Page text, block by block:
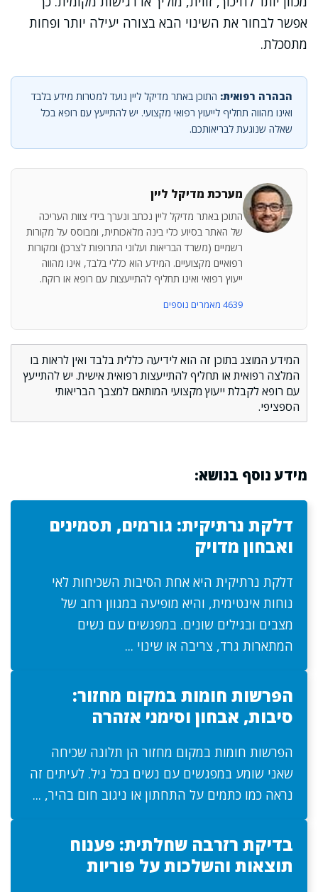
אפשר לבחור את השינוי הבא בצורה יעילה יותר ופחות
מתסכלת.
הבהרה רפואית: התוכן באתר מדיקל ליין נועד למטרות מידע בלבד
ואינו מהווה תחליף לייעוץ רפואי מקצועי. יש להתייעץ עם רופא בכל
שאלה שנוגעת לבריאותכם.
מערכת מדיקל ליין
התוכן באתר מדיקל ליין נכתב ונערך בידי צוות העריכה
של האתר בסיוע כלי בינה מלאכותית, ומבוסס על מקורות
רשמיים (משרד הבריאות ועלוני התרופות לצרכן) ומקורות
רפואיים מקצועיים. המידע הוא כללי בלבד, אינו מהווה
ייעוץ רפואי ואינו תחליף להתייעצות עם רופא או רוקח.
4639 מאמרים נוספים
המידע המוצג בתוכן זה הוא לידיעה כללית בלבד ואין לראות בו
המלצה רפואית או תחליף להתייעצות רפואית אישית. יש להתייעץ
עם רופא לקבלת ייעוץ מקצועי המותאם למצבך הבריאותי
הספציפי.
מידע נוסף בנושא:
דלקת נרתיקית: גורמים, תסמינים
ואבחון מדויק
דלקת נרתיקית היא אחת הסיבות השכיחות לאי
נוחות אינטימית, והיא מופיעה במגוון רחב של
מצבים ובגילים שונים. במפגשים עם נשים
המתארות גרד, צריבה או שינוי ...
הפרשות חומות במקום מחזור:
סיבות, אבחון וסימני אזהרה
הפרשות חומות במקום מחזור הן תלונה שכיחה
שאני שומע במפגשים עם נשים בכל גיל. לעיתים זה
נראה כמו כתמים על התחתון או ניגוב חום בהיר, ...
בדיקת רזרבה שחלתית: פענוח
תוצאות והשלכות על פוריות